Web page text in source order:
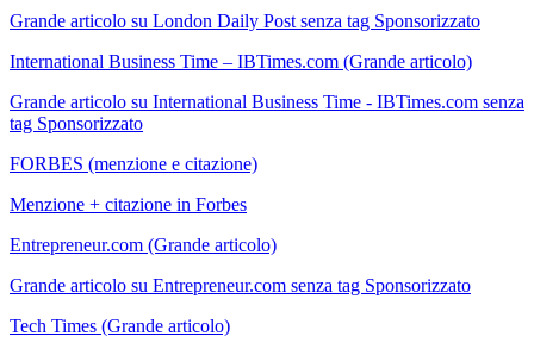
Grande articolo su London Daily Post senza tag Sponsorizzato
International Business Time – IBTimes.com (Grande articolo)
Grande articolo su International Business Time - IBTimes.com senza
tag Sponsorizzato
FORBES (menzione e citazione)
Menzione + citazione in Forbes
Entrepreneur.com (Grande articolo)
Grande articolo su Entrepreneur.com senza tag Sponsorizzato
Tech Times (Grande articolo)